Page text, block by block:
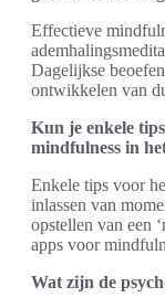
Effectieve
Dagelijkse
ontwikkelen van
Kun je enkele
mindfulness in
Enkele tips voor
inlassen van
opstellen van een
apps voor
Wat zijn de